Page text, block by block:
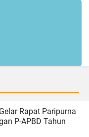
Rapat Paripurna
P-APBD Tahun